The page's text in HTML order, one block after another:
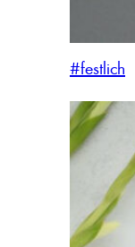
#festlich